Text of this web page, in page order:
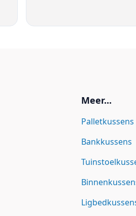
Meer...
Palletkussens
Bankkussens